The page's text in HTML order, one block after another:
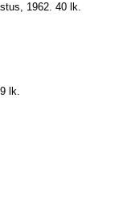
1962. 40 lk.
lk.